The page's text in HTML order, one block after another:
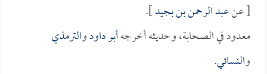
[ عنعبد الرحمن بن بجيد].
معدود في الصحابة، وحديثه أخرجهأبو داودوالترمذي
والنسائي.